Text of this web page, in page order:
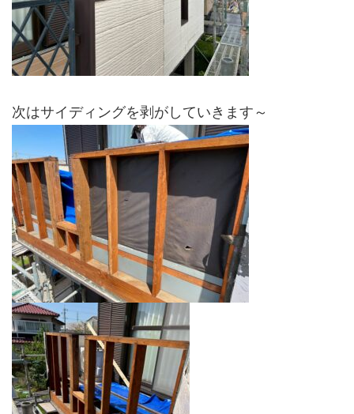
次はサイディングを剥がしていきます～